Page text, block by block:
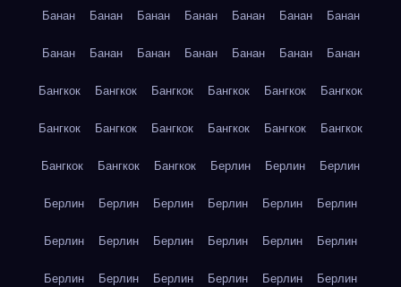
Банан Банан Банан Банан Банан Банан Банан
Банан Банан Банан Банан Банан Банан Банан
Бангкок Бангкок Бангкок Бангкок Бангкок Бангкок
Бангкок Бангкок Бангкок Бангкок Бангкок Бангкок
Бангкок Бангкок Бангкок Берлин Берлин Берлин
Берлин Берлин Берлин Берлин Берлин Берлин
Берлин Берлин Берлин Берлин Берлин Берлин
Берлин Берлин Берлин Берлин Берлин Берлин